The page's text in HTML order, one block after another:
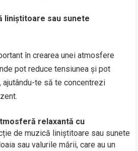
liniștitoare sau sunete
în crearea unei atmosfere
pot reduce tensiunea și pot
ajutându-te să te concentrezi
relaxantă cu
de muzică liniștitoare sau sunete
sau valurile mării, care au un